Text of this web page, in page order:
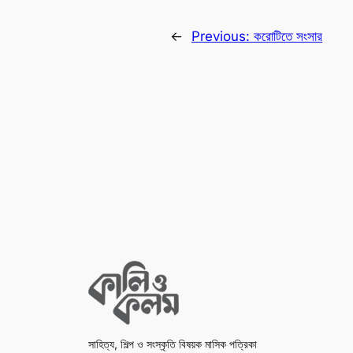
← Previous: করোটিতে সংসার
সাহিত্য, শিল্প ও সংস্কৃতি বিষয়ক মাসিক পত্রিকা